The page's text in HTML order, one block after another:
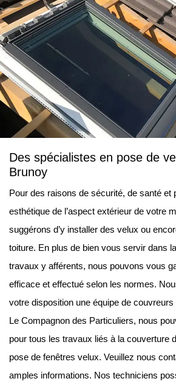
Des spécialistes en pose de
Brunoy
Pour des raisons de sécurité, de santé et
esthétique de l’aspect extérieur de votre
suggérons d’y installer des velux ou
toiture. En plus de bien vous servir dans
travaux y afférents, nous pouvons vous
efficace et effectué selon les normes.
votre disposition une équipe de
Le Compagnon des Particuliers, nous
pour tous les travaux liés à la couverture
pose de fenêtres velux. Veuillez nous
amples informations. Nos techniciens